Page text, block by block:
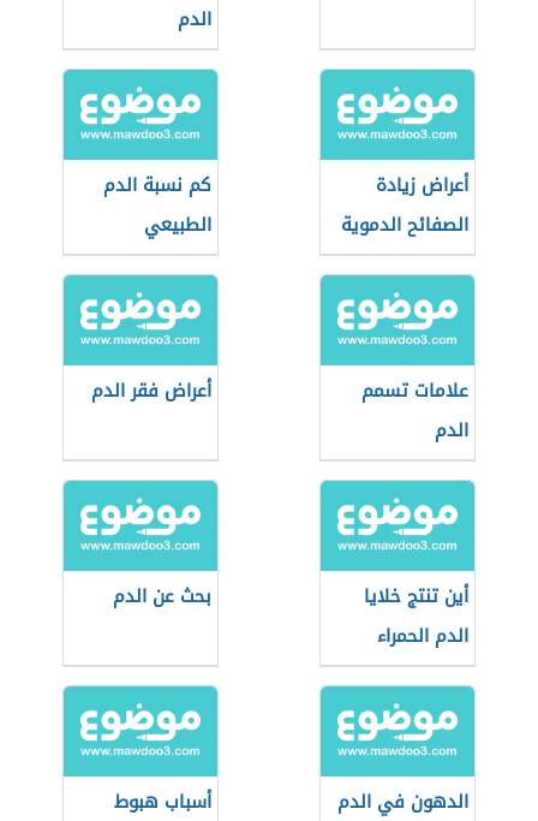
الدم
أعراض زيادة
الصفائح الدموية
كم نسبة الدم
الطبيعي
علامات تسمم
الدم
أعراض فقر الدم
أين تنتج خلايا
الدم الحمراء
بحث عن الدم
الدهون في الدم
أسباب هبوط